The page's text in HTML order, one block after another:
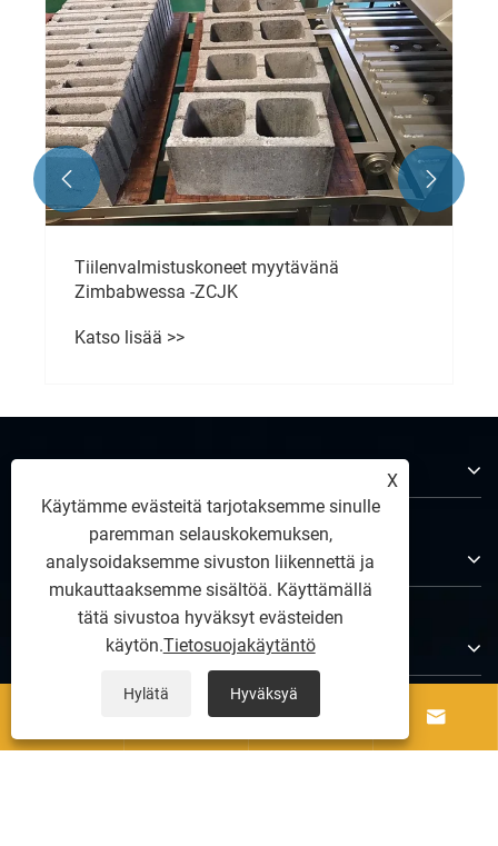
Tiilenvalmistuskoneet myytävänä
Zimbabwessa -ZCJK
Katso lisää >>
 
Tuotteet
Ota meihin yhteyttä
SEURAA MEITÄ
 
X
Käytämme evästeitä tarjotaksemme sinulle
paremman selauskokemuksen,
analysoidaksemme sivuston liikennettä ja
mukauttaaksemme sisältöä. Käyttämällä
tätä sivustoa hyväksyt evästeiden
käytön.Tietosuojakäytäntö
Hylätä Hyväksyä